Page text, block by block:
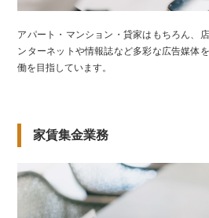
アパート・マンション・貸家はもちろん、
ンターネットや情報誌など多彩な広告媒体
働を目指しています。
家賃集金業務